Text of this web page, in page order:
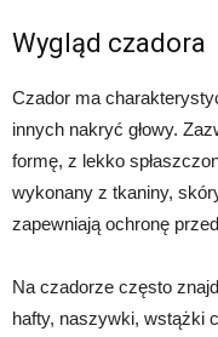
Wygląd czadora
Czador ma
innych nakryć głowy.
formę, z lekko
wykonany z tkaniny,
zapewniają ochronę
Na czadorze często
hafty, naszywki, wstążki